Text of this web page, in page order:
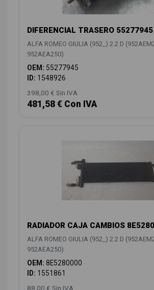
DIFERENCIAL TRASERO
ALFA ROMEO GIULIA (952_) 2.2 D
952AEA250)
OEM: 55277945
ID: 1548926
398,00 € Sin IVA
481,58 € Con IVA
RADIADOR CAJA CAMBIOS
ALFA ROMEO GIULIA (952_) 2.2 D
952AEA250)
OEM: 8E5280000
ID: 1551861
88,00 € Sin IVA